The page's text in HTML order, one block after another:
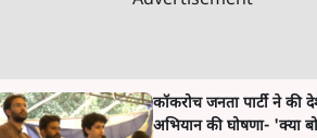
कॉकरोच जनता पार्टी ने की
अभियान की घोषणा- 'क्या